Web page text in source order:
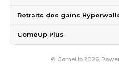
Retraits des gains
ComeUp Plus
© ComeUp2026.